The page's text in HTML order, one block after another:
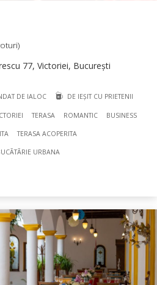
77, Victoriei, București
DE IALOC DE IEȘIT CU PRIETENII
TERASA ROMANTIC BUSINESS
TERASA ACOPERITA
URBANA